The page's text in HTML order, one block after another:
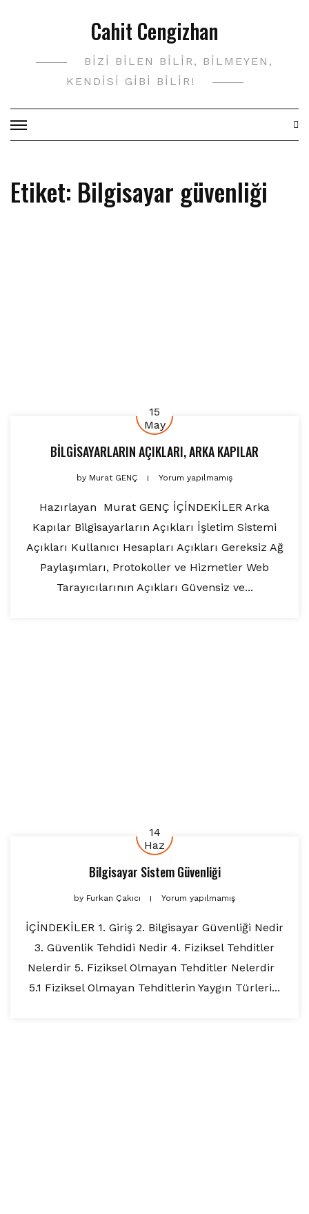
Cahit Cengizhan
BIZI BILEN BILIR, BILMEYEN,
KENDISI GIBI BILIR!
Etiket: Bilgisayar güvenliği
15
May
BİLGİSAYARLARIN AÇIKLARI, ARKA KAPILAR
by Murat GENÇ Yorum yapılmamış
Hazırlayan Murat GENÇ İÇİNDEKİLER Arka
Kapılar Bilgisayarların Açıkları İşletim Sistemi
Açıkları Kullanıcı Hesapları Açıkları Gereksiz Ağ
Paylaşımları, Protokoller ve Hizmetler Web
Tarayıcılarının Açıkları Güvensiz ve...
14
Haz
Bilgisayar Sistem Güvenliği
by Furkan Çakıcı Yorum yapılmamış
İÇİNDEKİLER 1. Giriş 2. Bilgisayar Güvenliği Nedir
3. Güvenlik Tehdidi Nedir 4. Fiziksel Tehditler
Nelerdir 5. Fiziksel Olmayan Tehditler Nelerdir
5.1 Fiziksel Olmayan Tehditlerin Yaygın Türleri...